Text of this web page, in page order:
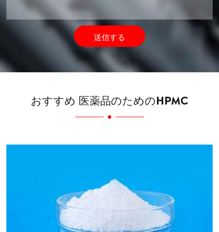
送信する
おすすめ 医薬品のためのHPMC